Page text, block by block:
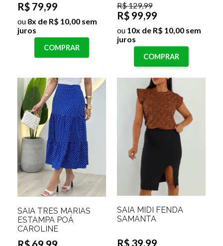
R$ 79,99
ou 8x de R$ 10,00 sem
juros
COMPRAR
R$ 129,99
R$ 99,99
ou 10x de R$ 10,00 sem
juros
COMPRAR
SAIA TRÊS MARIAS
ESTAMPA POÁ
CAROLINE
SAIA MIDI FENDA
SAMANTA
R$ 39,99